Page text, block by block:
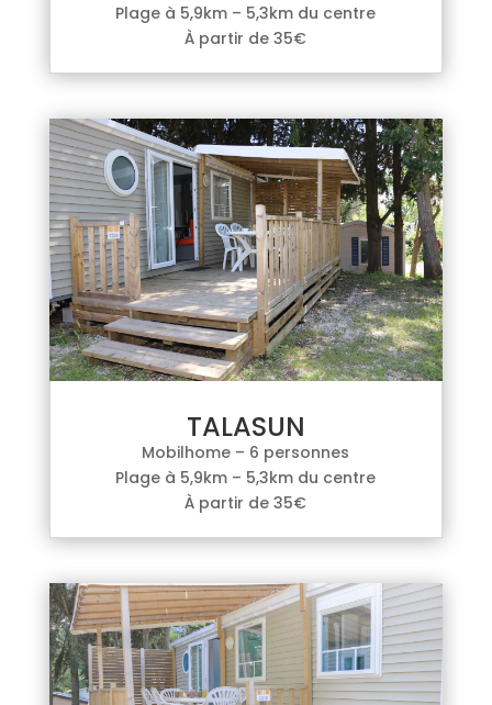
Plage à 5,9km – 5,3km du centre
À partir de 35€
TALASUN
Mobilhome – 6 personnes
Plage à 5,9km – 5,3km du centre
À partir de 35€